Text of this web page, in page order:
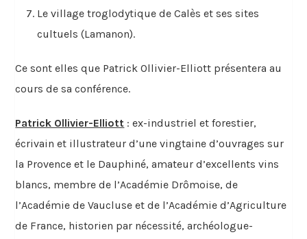
Le village troglodytique de Calès et ses sites
cultuels (Lamanon).
Ce sont elles que Patrick Ollivier-Elliott présentera au
cours de sa conférence.
Patrick Ollivier-Elliott : ex-industriel et forestier,
écrivain et illustrateur d’une vingtaine d’ouvrages sur
la Provence et le Dauphiné, amateur d’excellents vins
blancs, membre de l’Académie Drômoise, de
l’Académie de Vaucluse et de l’Académie d’Agriculture
de France, historien par nécessité, archéologue-